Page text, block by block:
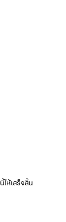
ห้เสร็จสิ้น